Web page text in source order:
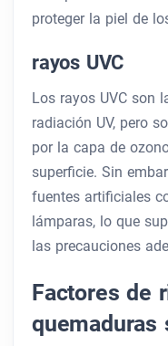
proteger la piel de
rayos UVC
Los rayos UVC son
radiación UV, pero
por la capa de
superficie. Sin
fuentes artificiales
lámparas, lo que
las precauciones
Factores de
quemaduras